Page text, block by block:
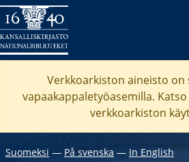
Verkkoarkiston aineisto on
vapaakappaletyöasemilla. Katso
verkkoarkiston
Suomeksi ― På svenska ― In English